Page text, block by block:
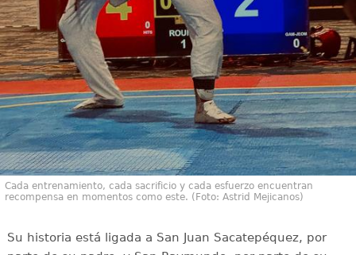
Cada entrenamiento, cada sacrificio y cada esfuerzo encuentran
recompensa en momentos como este. (Foto: Astrid Mejicanos)
Su historia está ligada a San Juan Sacatepéquez, por